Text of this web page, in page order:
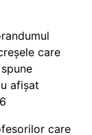
care
afișat
care